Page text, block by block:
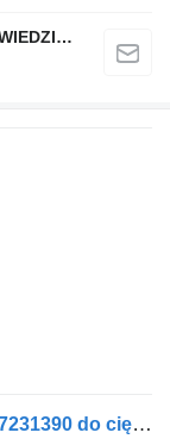
QINDITO SPÓŁKA Z OGRANICZONĄ ODPOWIEDZIALNOŚCIĄ
Zawór hamulca ręcznego WABCO 9617231390 do ciężarówki Renault MAGNUM